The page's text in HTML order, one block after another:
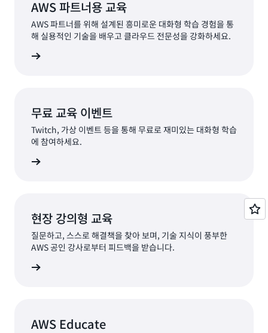
AWS 파트너용 교육
AWS 파트너를 위해 설계된 흥미로운 대화형 학습 경험을 통
해 실용적인 기술을 배우고 클라우드 전문성을 강화하세요.
무료 교육 이벤트
Twitch, 가상 이벤트 등을 통해 무료로 재미있는 대화형 학습
에 참여하세요.
현장 강의형 교육
질문하고, 스스로 해결책을 찾아 보며, 기술 지식이 풍부한
AWS 공인 강사로부터 피드백을 받습니다.
AWS Educate